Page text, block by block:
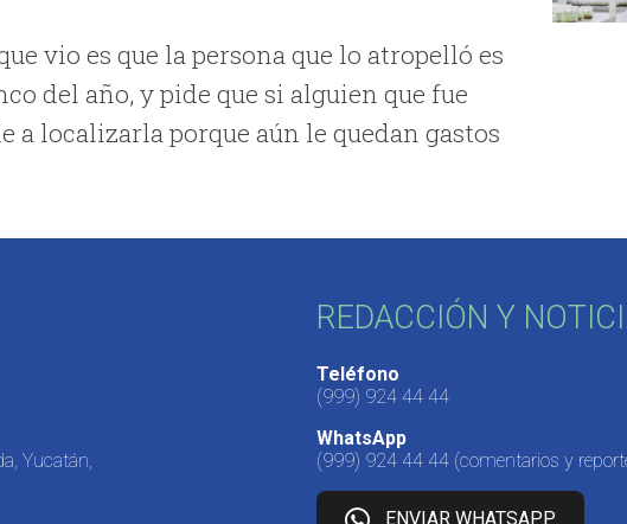
vio es que la persona que lo atropelló es
del año, y pide que si alguien que fue
a localizarla porque aún le quedan gastos
Yucatán,
REDACCIÓN Y
Teléfono
(999) 924 44 44
WhatsApp
(999) 924 44 44 (comentarios y
ENVIAR WHATSAPP